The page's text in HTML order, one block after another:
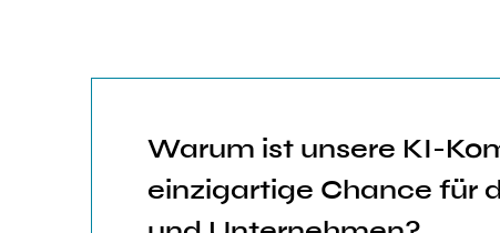
Warum ist unsere KI-
einzigartige Chance für
Der KI Manager Lehrgang hat
Überblick über alles, was es